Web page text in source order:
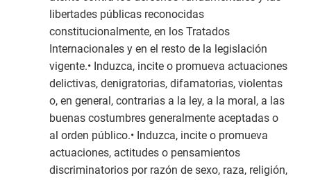
libertades públicas reconocidas
constitucionalmente, en los Tratados
Internacionales y en el resto de la legislación
vigente.• Induzca, incite o promueva actuaciones
delictivas, denigratorias, difamatorias, violentas
o, en general, contrarias a la ley, a la moral, a las
buenas costumbres generalmente aceptadas o
al orden público.• Induzca, incite o promueva
actuaciones, actitudes o pensamientos
discriminatorios por razón de sexo, raza, religión,